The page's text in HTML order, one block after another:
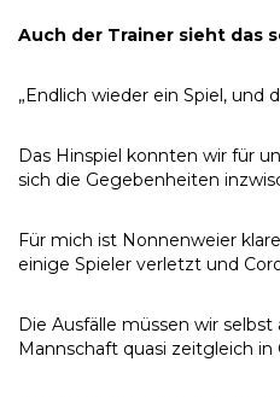
Auch der Trainer sieht das
„Endlich wieder ein Spiel, und
Das Hinspiel konnten wir für
sich die Gegebenheiten
Für mich ist Nonnenweier
einige Spieler verletzt und
Die Ausfälle müssen wir selbst
Mannschaft quasi zeitgleich in